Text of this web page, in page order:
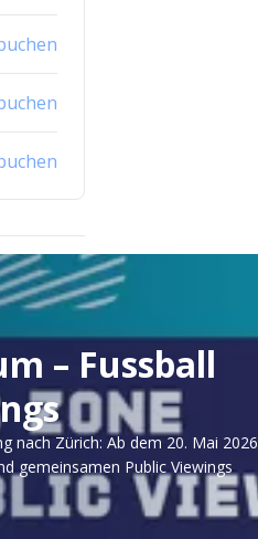
– Fussball
nach Zürich: Ab dem 20. Mai 2026
gemeinsamen Public Viewings